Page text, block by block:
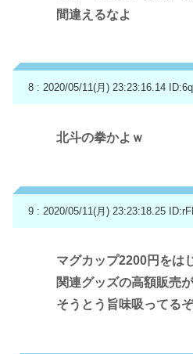
間違えるなよ
8 : 2020/05/11(月) 23:23:16.14
北斗の拳かよｗ
9 : 2020/05/11(月) 23:23:18.25
マグカップ2200円をは
関連グッズの高額販売
そうとう旨味吸ってるぞ